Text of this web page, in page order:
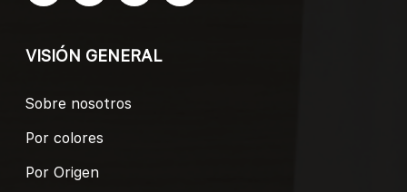
VISIÓN GENERAL
Sobre nosotros
Por colores
Por Origen